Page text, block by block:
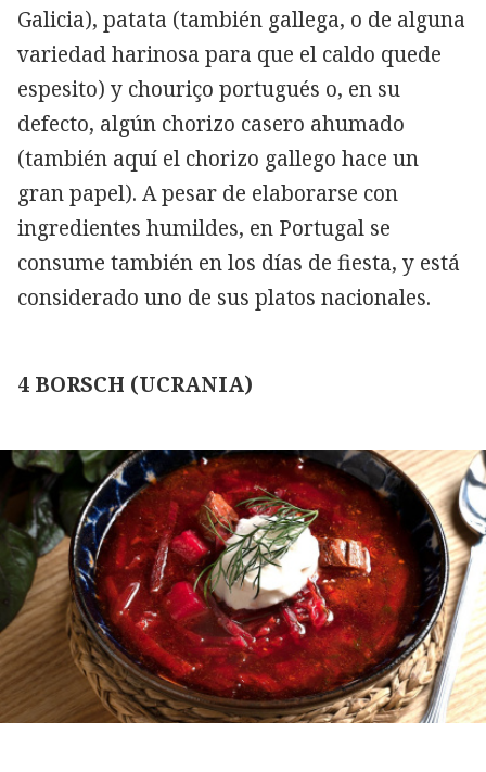
Galicia), patata (también gallega, o de alguna
variedad harinosa para que el caldo quede
espesito) y chouriço portugués o, en su
defecto, algún chorizo casero ahumado
(también aquí el chorizo gallego hace un
gran papel). A pesar de elaborarse con
ingredientes humildes, en Portugal se
consume también en los días de fiesta, y está
considerado uno de sus platos nacionales.
4 BORSCH (UCRANIA)